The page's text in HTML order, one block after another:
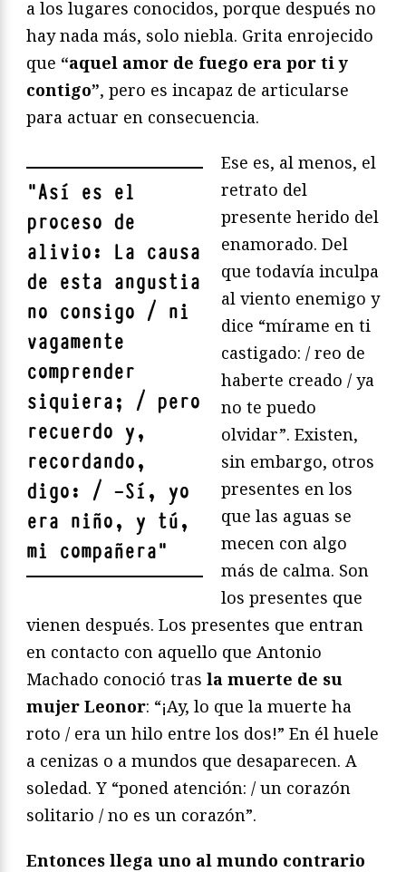
a los lugares conocidos, porque después no
hay nada más, solo niebla. Grita enrojecido
que “aquel amor de fuego era por ti y
contigo”, pero es incapaz de articularse
para actuar en consecuencia.
"Así es el
proceso de
alivio: La causa
de esta angustia
no consigo / ni
vagamente
comprender
siquiera; / pero
recuerdo y,
recordando,
digo: / —Sí, yo
era niño, y tú,
mi compañera"
Ese es, al menos, el
retrato del
presente herido del
enamorado. Del
que todavía inculpa
al viento enemigo y
dice “mírame en ti
castigado: / reo de
haberte creado / ya
no te puedo
olvidar”. Existen,
sin embargo, otros
presentes en los
que las aguas se
mecen con algo
más de calma. Son
los presentes que
vienen después. Los presentes que entran
en contacto con aquello que Antonio
Machado conoció tras la muerte de su
mujer Leonor: “¡Ay, lo que la muerte ha
roto / era un hilo entre los dos!” En él huele
a cenizas o a mundos que desaparecen. A
soledad. Y “poned atención: / un corazón
solitario / no es un corazón”.
Entonces llega uno al mundo contrario